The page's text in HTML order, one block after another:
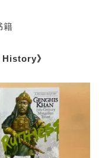
籍
》